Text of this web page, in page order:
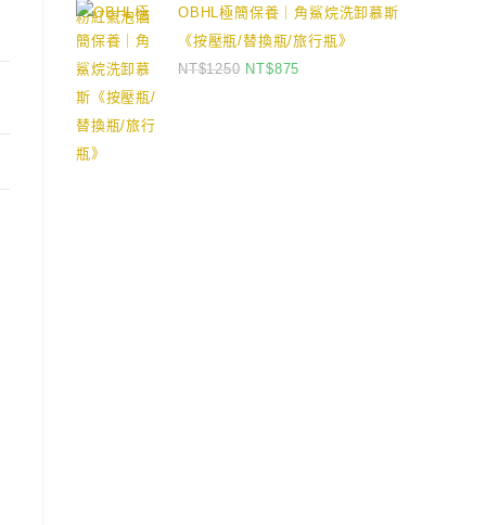
OBHL極簡保養｜角鯊烷洗卸慕斯
《按壓瓶/替換瓶/旅行瓶》
NT$1250 NT$875